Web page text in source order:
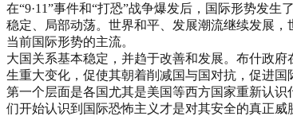
在“9·11”事件和“打恐”战争爆发后，国际形势发
稳定、局部动荡。世界和平、发展潮流继续发展
当前国际形势的主流。
大国关系基本稳定，并趋于改善和发展。布什政
生重大变化，促使其朝着削减国与国对抗，促进国
第一个层面是各国尤其是美国等西方国家重新认
们开始认识到国际恐怖主义才是对其安全的真正